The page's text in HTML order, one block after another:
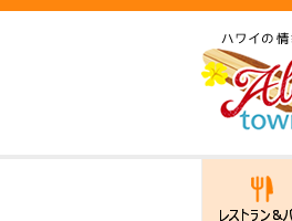
法律から運
報が満載！